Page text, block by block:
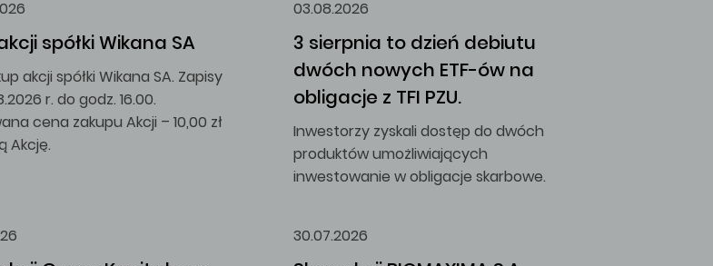
spółki Wikana SA
akcji spółki Wikana SA. Zapisy
r. do godz. 16.00.
cena zakupu Akcji – 10,00 zł
Akcję.
03.08.2026
3 sierpnia to dzień debiutu
dwóch nowych ETF-ów na
obligacje z TFI PZU.
Inwestorzy zyskali dostęp do dwóch
produktów umożliwiających
inwestowanie w obligacje skarbowe.
30.07.2026